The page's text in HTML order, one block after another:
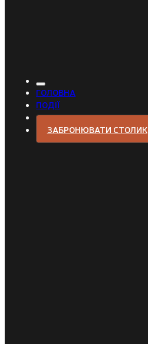
ГОЛОВНА
ПОДІЇ
ЗАБРОНЮВАТИ СТОЛИК